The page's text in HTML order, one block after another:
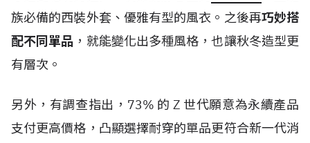
族必備的西裝外套、優雅有型的風衣。之後再巧妙搭
配不同單品 ，就能變化出多種風格，也讓秋冬造型更
有層次。
另外，有調查指出， 73% 的 Z 世代願意為永續產品
支付更高價格，凸顯選擇耐穿的單品更符合新一代消